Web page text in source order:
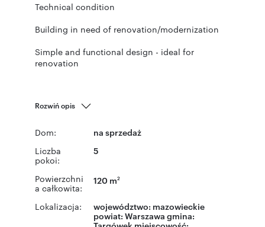
Technical condition
Building in need of renovation/modernization
Simple and functional design - ideal for
renovation
Rozwiń opis
Dom: na sprzedaż
Liczba
pokoi:
5
Powierzchni
a całkowita:
120 m2
Lokalizacja: województwo: mazowieckie
powiat: Warszawa gmina: